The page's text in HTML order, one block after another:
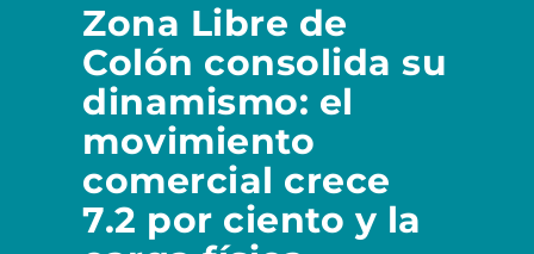
Zona Libre de
Colón consolida su
dinamismo: el
movimiento
comercial crece
7.2 por ciento y la